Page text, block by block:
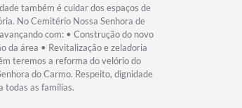
também é cuidar dos espaços de
No Cemitério Nossa Senhora de
com: • Construção do novo
da área • Revitalização e zeladoria
teremos a reforma do velório do
do Carmo. Respeito, dignidade
todas as famílias.